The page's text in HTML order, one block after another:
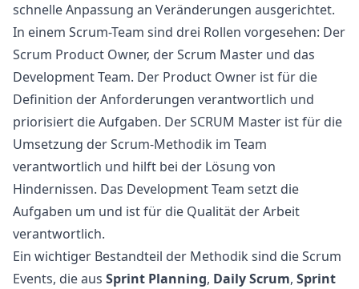
schnelle Anpassung an Veränderungen ausgerichtet.
In einem Scrum-Team sind drei Rollen vorgesehen: Der
Scrum Product Owner, der Scrum Master und das
Development Team. Der Product Owner ist für die
Definition der Anforderungen verantwortlich und
priorisiert die Aufgaben. Der SCRUM Master ist für die
Umsetzung der Scrum-Methodik im Team
verantwortlich und hilft bei der Lösung von
Hindernissen. Das Development Team setzt die
Aufgaben um und ist für die Qualität der Arbeit
verantwortlich.
Ein wichtiger Bestandteil der Methodik sind die Scrum
Events, die aus Sprint Planning, Daily Scrum, Sprint